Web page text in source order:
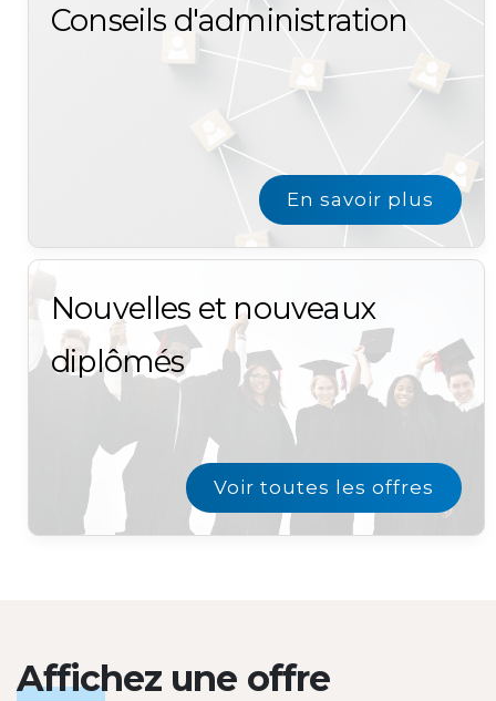
Conseils d'administration
En savoir plus
Nouvelles et nouveaux
diplômés
Voir toutes les offres
Affichez une offre